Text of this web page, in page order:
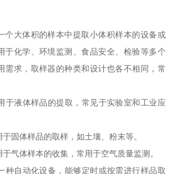
个大体积的样本中提取小体积样本的设备或
于化学、环境监测、食品安全、检验等多个
需求，取样器的种类和设计也各不相同，常
于液体样品的提取，常见于实验室和工业应
固体样品的取样，如土壤、粉末等。
气体样本的收集，常用于空气质量监测。
自动化设备，能够定时或按需进行样品取